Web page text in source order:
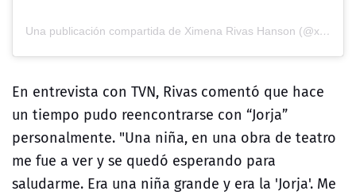
Una publicación compartida de Ximena Rivas Hanson (@ximerivas)
En entrevista con TVN, Rivas comentó que hace
un tiempo pudo reencontrarse con “Jorja”
personalmente. "Una niña, en una obra de teatro
me fue a ver y se quedó esperando para
saludarme. Era una niña grande y era la 'Jorja'. Me